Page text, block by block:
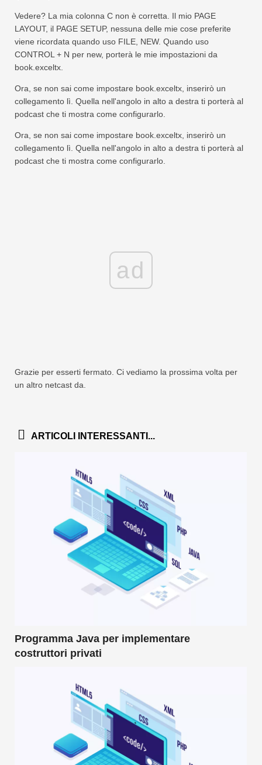
Vedere? La mia colonna C non è corretta. Il mio PAGE
LAYOUT, il PAGE SETUP, nessuna delle mie cose preferite
viene ricordata quando uso FILE, NEW. Quando uso
CONTROL + N per new, porterà le mie impostazioni da
book.exceltx.
Ora, se non sai come impostare book.exceltx, inserirò un
collegamento lì. Quella nell'angolo in alto a destra ti porterà al
podcast che ti mostra come configurarlo.
Ora, se non sai come impostare book.exceltx, inserirò un
collegamento lì. Quella nell'angolo in alto a destra ti porterà al
podcast che ti mostra come configurarlo.
ad
Grazie per esserti fermato. Ci vediamo la prossima volta per
un altro netcast da.
ARTICOLI INTERESSANTI...
Programma Java per implementare
costruttori privati